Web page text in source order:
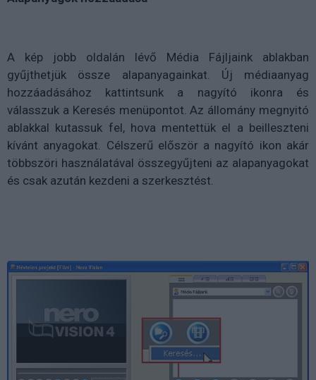
A kép jobb oldalán lévő Média Fájljaink ablakban
gyűjthetjük össze alapanyagainkat. Új médiaanyag
hozzáadásához kattintsunk a nagyító ikonra és
válasszuk a Keresés menüpontot. Az állomány megnyitó
ablakkal kutassuk fel, hova mentettük el a beilleszteni
kívánt anyagokat. Célszerű először a nagyító ikon akár
többszöri használatával összegyűjteni az alapanyagokat
és csak azután kezdeni a szerkesztést.